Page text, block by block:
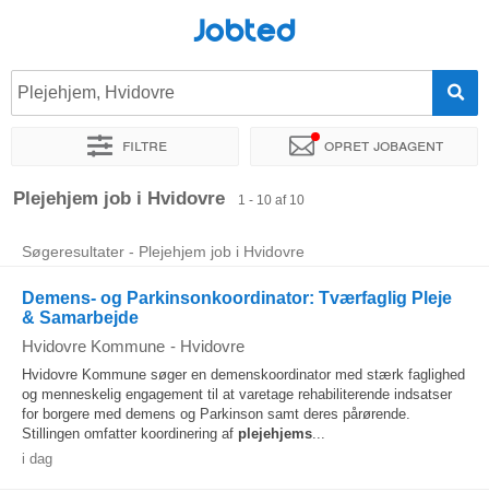
Jobted
Plejehjem, Hvidovre
Filtre Opret jobagent
Sorter efter Præcist sted Virksomhed
Plejehjem job i Hvidovre 1 - 10 af 10
Søgeresultater - Plejehjem job i Hvidovre
Demens- og Parkinsonkoordinator: Tværfaglig Pleje
& Samarbejde
Hvidovre Kommune - Hvidovre
Hvidovre Kommune søger en demenskoordinator med stærk faglighed
og menneskelig engagement til at varetage rehabiliterende indsatser
for borgere med demens og Parkinson samt deres pårørende.
Stillingen omfatter koordinering af plejehjems...
i dag